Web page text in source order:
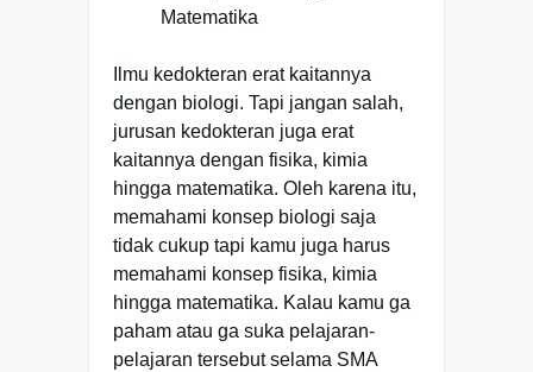
Matematika
Ilmu kedokteran erat kaitannya
dengan biologi. Tapi jangan salah,
jurusan kedokteran juga erat
kaitannya dengan fisika, kimia
hingga matematika. Oleh karena itu,
memahami konsep biologi saja
tidak cukup tapi kamu juga harus
memahami konsep fisika, kimia
hingga matematika. Kalau kamu ga
paham atau ga suka pelajaran-
pelajaran tersebut selama SMA